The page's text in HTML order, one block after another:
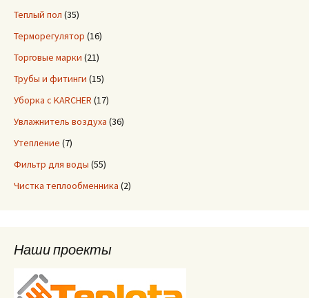
Теплый пол (35)
Терморегулятор (16)
Торговые марки (21)
Трубы и фитинги (15)
Уборка с KARCHER (17)
Увлажнитель воздуха (36)
Утепление (7)
Фильтр для воды (55)
Чистка теплообменника (2)
Наши проекты